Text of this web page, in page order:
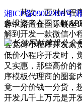
其次，面对小程序
多投资者在不了解
解到开发一款微信小
会觉得小程序开发太
低价小程序开发时，
又实惠，那些高价的
序模板代理商的圈套
竟一分价钱一分货，
开发几千上万元是开
湘ICP备09022498号
蓉中路汇金国际银座